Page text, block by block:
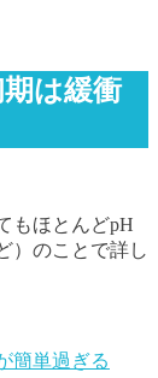
は緩衝
もほとんどpH
）のことで詳し
簡単過ぎる